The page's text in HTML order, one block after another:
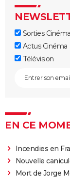
Spider-Man
Les Éternels :
générique ?
The Suicide
annonce,
Wars
The
Sonic 2 :
sur le film
Sorties Cinéma
Actus Cinéma
Télévision
EN CE
Incendies en
Nouvelle
Mort de Jorge